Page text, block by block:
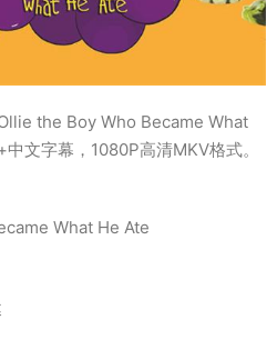
the Boy Who Became What
文字幕，1080P高清MKV格式。
What He Ate